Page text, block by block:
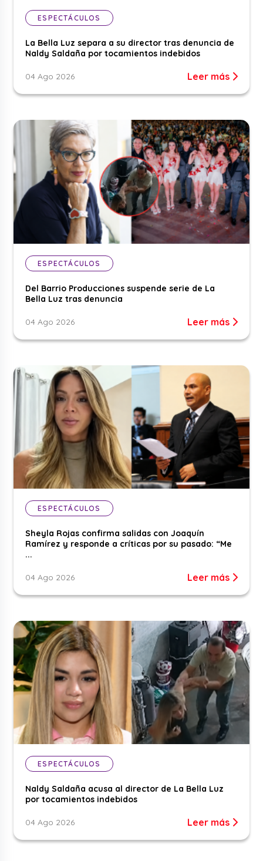
ESPECTÁCULOS
La Bella Luz separa a su director tras denuncia de
Naldy Saldaña por tocamientos indebidos
04 Ago 2026 Leer más
ESPECTÁCULOS
Del Barrio Producciones suspende serie de La
Bella Luz tras denuncia
04 Ago 2026 Leer más
ESPECTÁCULOS
Sheyla Rojas confirma salidas con Joaquín
Ramírez y responde a críticas por su pasado: “Me
...
04 Ago 2026 Leer más
ESPECTÁCULOS
Naldy Saldaña acusa al director de La Bella Luz
por tocamientos indebidos
04 Ago 2026 Leer más